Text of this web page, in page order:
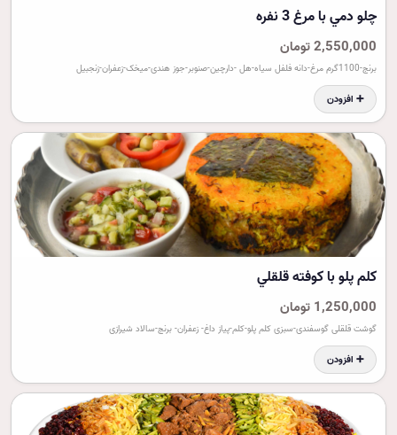
چلو دمي با مرغ 3 نفره
2,550,000 تومان
برنج-1100گرم مرغ-دانه فلفل سیاه-هل -دارچین-صنوبر-جوز هندی-میخک-زعفران-زنجبیل
➕ افزودن
کلم پلو با کوفته قلقلي
1,250,000 تومان
گوشت قلقلی گوسفندی-سبزی کلم پلو-کلم-پیاز داغ- زعفران- برنج-سالاد شیرازی
➕ افزودن